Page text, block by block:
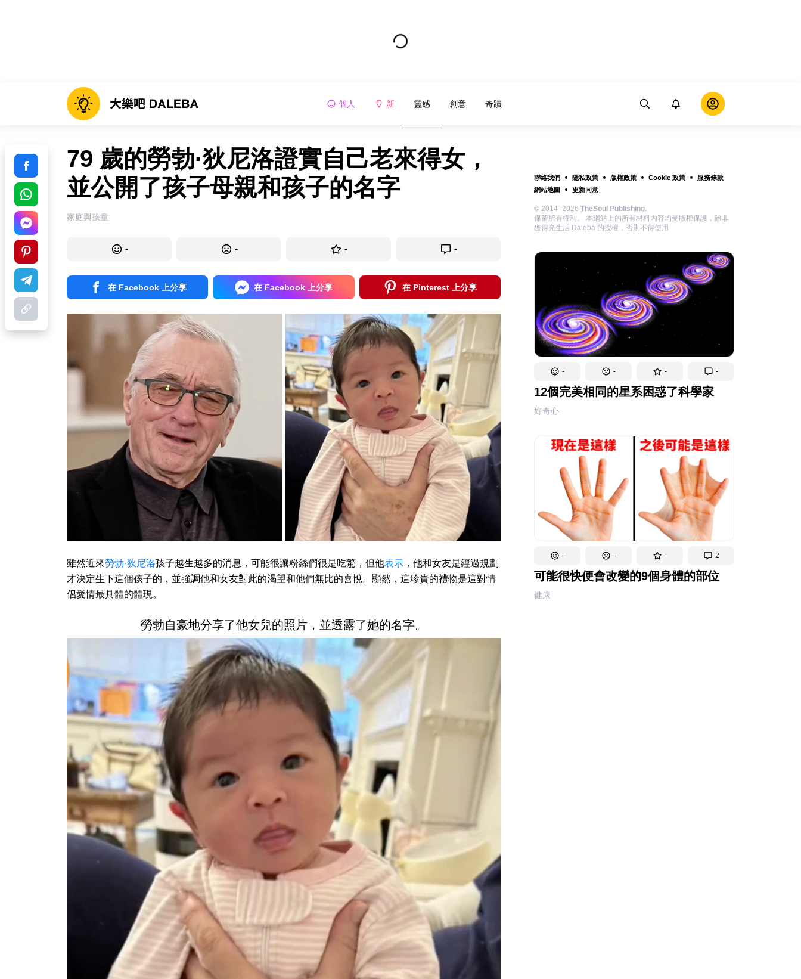
個人 新 靈感 創意 奇蹟
聯絡我們 隱私政策 版權政策 Cookie 政策
服務條款
網站地圖
更新同意
© 2014–2026 TheSoul Publishing.
保留所有權利。 本網站上的所有材料內容均受版權保護，除非
獲得亮生活 Daleba 的授權，否則不得使用
- - - -
12個完美相同的星系困惑了科學家
好奇心
- - - 2
可能很快便會改變的9個身體的部位
健康
79 歲的勞勃·狄尼洛證實自己老來得女，
並公開了孩子母親和孩子的名字
家庭與孩童
- - - -
在 Facebook 上分享 在 Facebook 上分享 在 Pinterest 上分享
雖然近來勞勃·狄尼洛孩子越生越多的消息，可能很讓粉絲們很是吃驚，但他表示 ，他和女友是經過規劃
才決定生下這個孩子的，並強調他和女友對此的渴望和他們無比的喜悅。顯然，這珍貴的禮物是這對情
侶愛情最具體的體現。
勞勃自豪地分享了他女兒的照片，並透露了她的名字。